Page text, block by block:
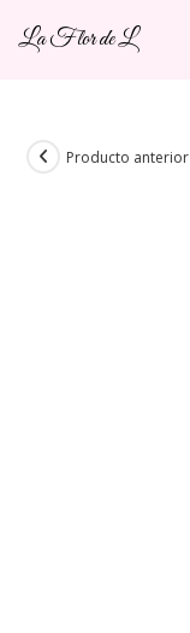
La Flor de L
Producto anterior